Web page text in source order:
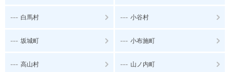
--- 白馬村 --- 小谷村
--- 坂城町 --- 小布施町
--- 高山村 --- 山ノ内町